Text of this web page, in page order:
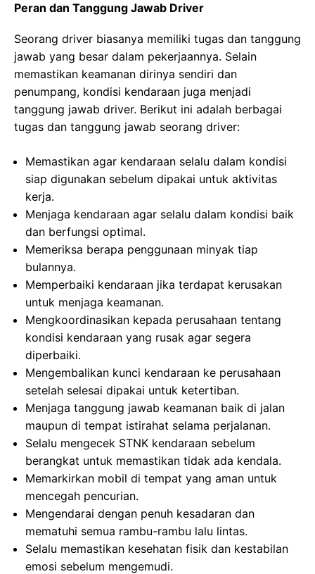
Peran dan Tanggung Jawab Driver
Seorang driver biasanya memiliki tugas dan tanggung
jawab yang besar dalam pekerjaannya. Selain
memastikan keamanan dirinya sendiri dan
penumpang, kondisi kendaraan juga menjadi
tanggung jawab driver. Berikut ini adalah berbagai
tugas dan tanggung jawab seorang driver:
Memastikan agar kendaraan selalu dalam kondisi
siap digunakan sebelum dipakai untuk aktivitas
kerja.
Menjaga kendaraan agar selalu dalam kondisi baik
dan berfungsi optimal.
Memeriksa berapa penggunaan minyak tiap
bulannya.
Memperbaiki kendaraan jika terdapat kerusakan
untuk menjaga keamanan.
Mengkoordinasikan kepada perusahaan tentang
kondisi kendaraan yang rusak agar segera
diperbaiki.
Mengembalikan kunci kendaraan ke perusahaan
setelah selesai dipakai untuk ketertiban.
Menjaga tanggung jawab keamanan baik di jalan
maupun di tempat istirahat selama perjalanan.
Selalu mengecek STNK kendaraan sebelum
berangkat untuk memastikan tidak ada kendala.
Memarkirkan mobil di tempat yang aman untuk
mencegah pencurian.
Mengendarai dengan penuh kesadaran dan
mematuhi semua rambu-rambu lalu lintas.
Selalu memastikan kesehatan fisik dan kestabilan
emosi sebelum mengemudi.